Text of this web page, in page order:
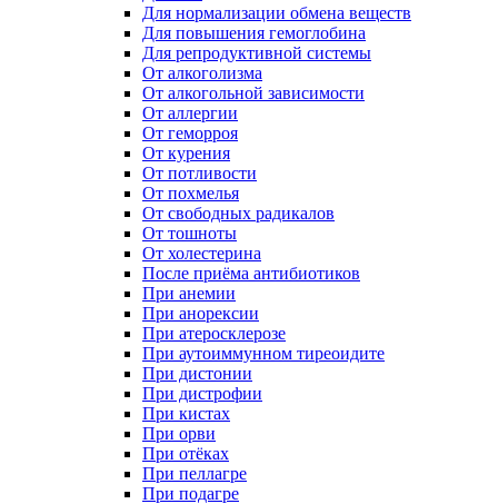
Для нормализации обмена веществ
Для повышения гемоглобина
Для репродуктивной системы
От алкоголизма
От алкогольной зависимости
От аллергии
От геморроя
От курения
От потливости
От похмелья
От свободных радикалов
От тошноты
От холестерина
После приёма антибиотиков
При анемии
При анорексии
При атеросклерозе
При аутоиммунном тиреоидите
При дистонии
При дистрофии
При кистах
При орви
При отёках
При пеллагре
При подагре